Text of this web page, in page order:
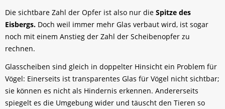
Die sichtbare Zahl der Opfer ist also nur die Spitze des
Eisbergs. Doch weil immer mehr Glas verbaut wird, ist sogar
noch mit einem Anstieg der Zahl der Scheibenopfer zu
rechnen.
Glasscheiben sind gleich in doppelter Hinsicht ein Problem für
Vögel: Einerseits ist transparentes Glas für Vögel nicht sichtbar;
sie können es nicht als Hindernis erkennen. Andererseits
spiegelt es die Umgebung wider und täuscht den Tieren so